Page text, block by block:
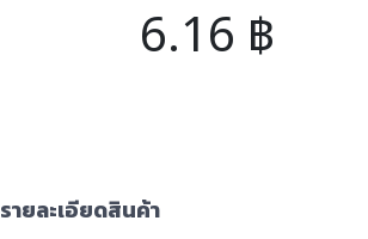
6.16 ฿
รายละเอียดสินค้า